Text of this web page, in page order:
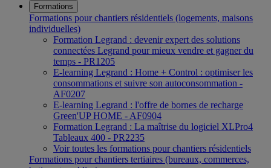
Formations
Formations pour chantiers résidentiels (logements, maisons
individuelles)
Formation Legrand : devenir expert des solutions
connectées Legrand pour mieux vendre et gagner du
temps - PR1205
E-learning Legrand : Home + Control : optimiser les
consommations et suivre son autoconsommation -
AF0207
E-learning Legrand : l'offre de bornes de recharge
Green'UP HOME - AF0904
Formation Legrand : La maîtrise du logiciel XLPro4
Tableaux 400 - PR2235
Voir toutes les formations pour chantiers résidentiels
Formations pour chantiers tertiaires (bureaux, commerces,